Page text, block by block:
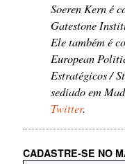
Soeren Kern é
Gatestone
Ele também é
European
Estratégicos /
sediado em
Twitter.
CADASTRE-SE NO